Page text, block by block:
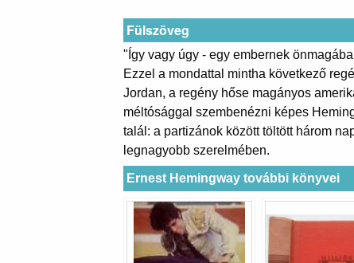
Fülszöveg
"Így vagy úgy - egy embernek
Ezzel a mondattal mintha következő
Jordan, a regény hőse magányos
méltósággal szembenézni képes
talál: a partizánok között töltött három
legnagyobb szerelmében.
Ernest Hemingway további könyvei